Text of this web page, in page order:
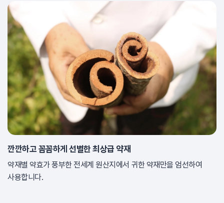
깐깐하고 꼼꼼하게 선별한 최상급 약재
약재별 약효가 풍부한 전세계 원산지에서 귀한 약재만을 엄선하여
사용합니다.